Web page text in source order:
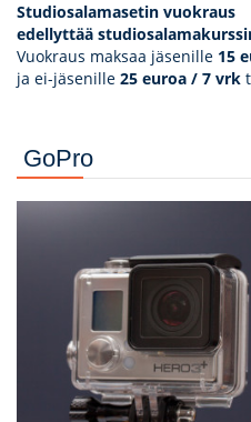
Studiosalamasetin vuokraus
edellyttää
Vuokraus maksaa jäsenille 15
ja ei-jäsenille 25 euroa / 7 vrk
GoPro